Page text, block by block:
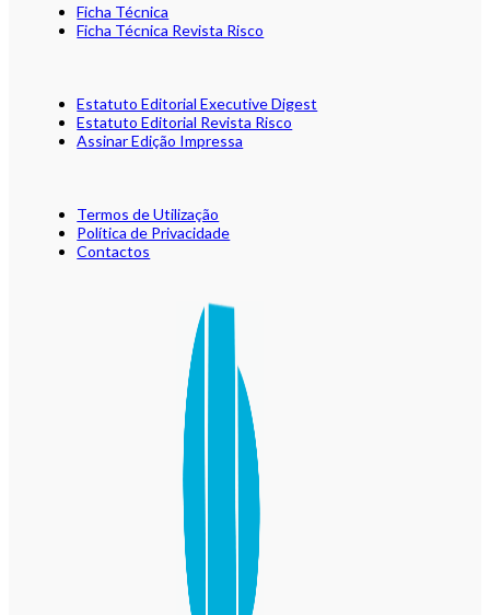
Ficha Técnica
Ficha Técnica Revista Risco
Estatuto Editorial Executive Digest
Estatuto Editorial Revista Risco
Assinar Edição Impressa
Termos de Utilização
Política de Privacidade
Contactos